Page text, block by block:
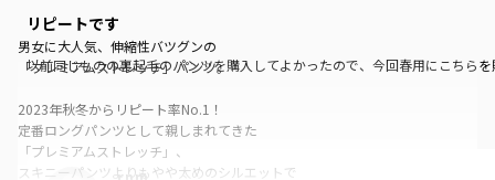
リピートです
以前同じものの裏起毛のパンツを購入してよかったので、今回春用にこちら
男女に大人気、伸縮性バツグンの
「プレミアムストレッチ」パンツ。
2023年秋冬からリピート率No.1！
定番ロングパンツとして親しまれてきた
「プレミアムストレッチ」、
スキニーパンツよりもやや太めのシルエットで